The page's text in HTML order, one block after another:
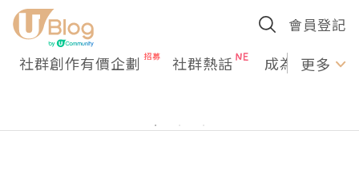
會員登記
社群創作有價企劃 社群熱話 成為U更多